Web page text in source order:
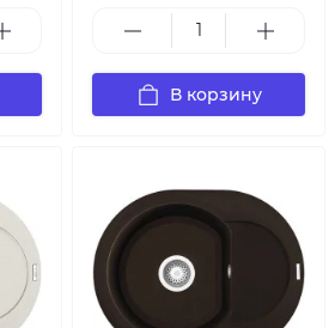
В корзину